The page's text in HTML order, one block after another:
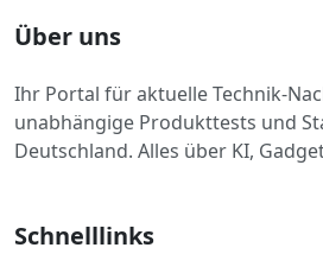
Über uns
Ihr Portal für aktuelle Technik-
unabhängige Produkttests und
Deutschland. Alles über KI,
Schnelllinks